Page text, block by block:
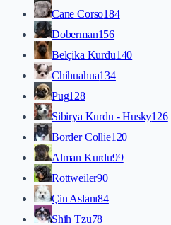
Cane Corso184
Doberman156
Belçika Kurdu140
Chihuahua134
Pug128
Sibirya Kurdu - Husky126
Border Collie120
Alman Kurdu99
Rottweiler90
Çin Aslanı84
Shih Tzu78